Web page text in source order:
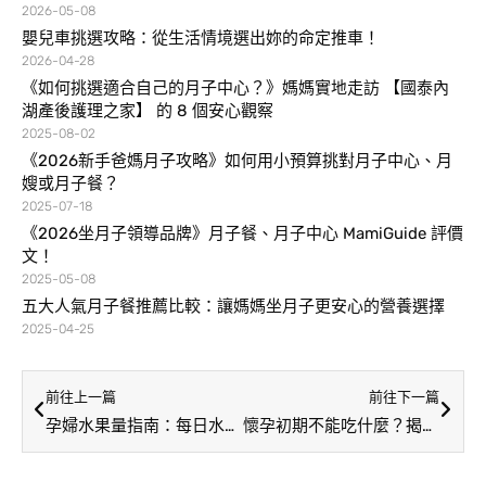
2026-05-08
嬰兒車挑選攻略：從生活情境選出妳的命定推車！
2026-04-28
《如何挑選適合自己的月子中心？》媽媽實地走訪 【國泰內
湖產後護理之家】 的 8 個安心觀察
2025-08-02
《2026新手爸媽月子攻略》如何用小預算挑對月子中心、月
嫂或月子餐？
2025-07-18
《2026坐月子領導品牌》月子餐、月子中心 MamiGuide 評價
文！
2025-05-08
五大人氣月子餐推薦比較：讓媽媽坐月子更安心的營養選擇
2025-04-25
前往上一篇
孕婦水果量指南：每日水果攝取量建議，一張圖讓你秒懂！
前往下一篇
懷孕初期不能吃什麼？揭示 4 大類危險食物、5 大類禁忌食物！